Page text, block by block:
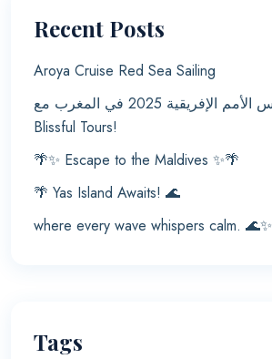
Recent Posts
Aroya Cruise Red Sea Sailing
اكتشف كأس الأمم الإفريقية 2025 في المغرب مع
Blissful Tours!
🌴✨ Escape to the Maldives ✨🌴
🌴 Yas Island Awaits! 🌊
where every wave whispers calm. 🌊✨
Tags